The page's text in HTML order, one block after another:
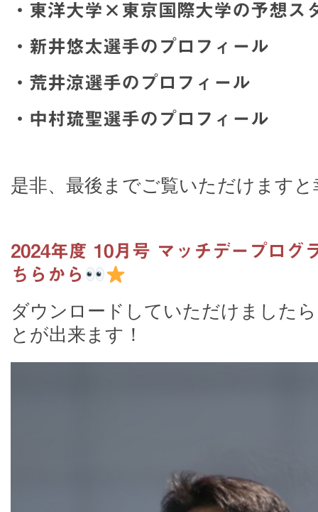
・東洋大学×東京国際大学の予想ス
・新井悠太選手のプロフィール
・荒井涼選手のプロフィール
・中村琉聖選手のプロフィール
是非、最後までご覧いただけます
2024年度 10月号 マッチデープログ
ちらから
ダウンロードしていただけました
とが出来ます！